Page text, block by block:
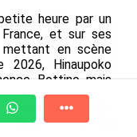
Radio A Propos
heure par un
et sur ses
mettant en scène
2026, Hinaupoko
Bottino mais
à l’élection Miss